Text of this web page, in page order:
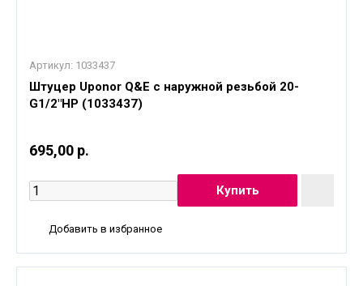
Артикул: 1033437
Штуцер Uponor Q&E с наружной резьбой 20-
G1/2"НР (1033437)
695,00 р.
Добавить в избранное